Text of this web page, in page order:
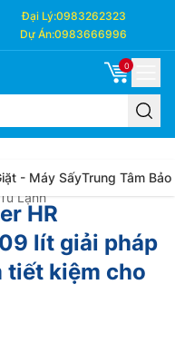
Đại Lý:0983262323
Dự Án:0983666996
0
- Máy SấyTrung Tâm Bảo
Lạnh
HR
lít giải pháp
tiết kiệm cho